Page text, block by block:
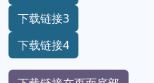
下载链接3
下载链接4